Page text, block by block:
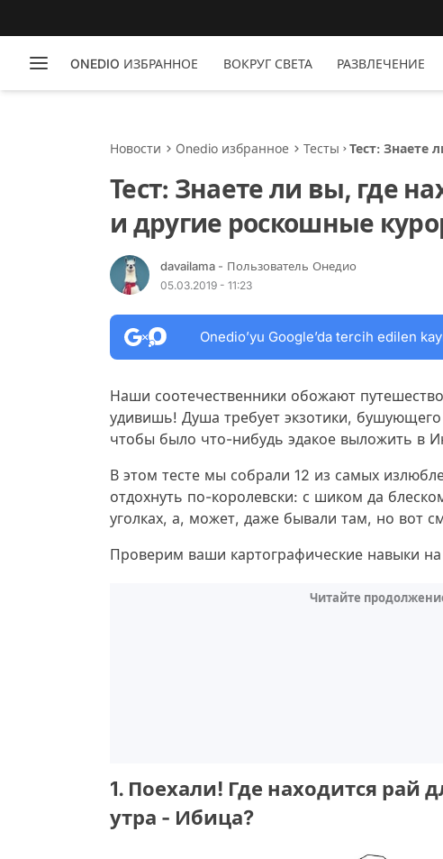
ONEDIO ИЗБРАННОЕ ВОКРУГ СВЕТА РАЗВЛЕЧЕНИЕ
Новости Onedio избранное Тесты
Тест: Знаете
Тест: Знаете ли вы, где
и другие роскошные
davailama - Пользователь Онедио
05.03.2019 - 11:23
Onedio’yu Google’da tercih edilen
Наши соотечественники обожают
удивишь! Душа требует экзотики, бушующего
чтобы было что-нибудь эдакое выложить в
В этом тесте мы собрали 12 из самых
отдохнуть по-королевски: с шиком да
уголках, а, может, даже бывали там, но вот
Проверим ваши картографические навыки
Читайте
1. Поехали! Где находится рай
утра - Ибица?